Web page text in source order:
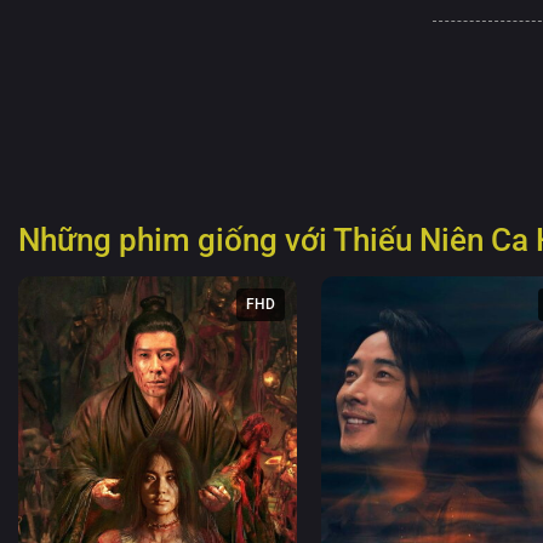
Những phim giống với Thiếu Niên Ca
FHD